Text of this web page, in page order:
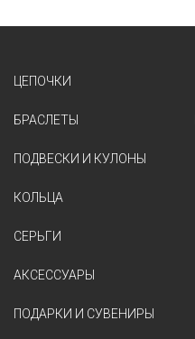
ЦЕПОЧКИ
БРАСЛЕТЫ
ПОДВЕСКИ И КУЛОНЫ
КОЛЬЦА
СЕРЬГИ
АКСЕССУАРЫ
ПОДАРКИ И СУВЕНИРЫ